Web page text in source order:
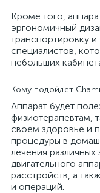
Кроме того,
эргономичный
транспортировку
специалистов,
небольших
Кому подойдет
Аппарат будет
физиотерапевтам,
своем здоровье и
процедуры в
лечения
двигательного
расстройств, а
и операций.